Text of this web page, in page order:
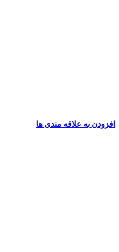
افزودن به علاقه مندی ها